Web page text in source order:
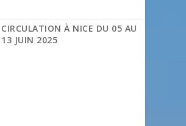
CIRCULATION À NICE DU 05 AU
13 JUIN 2025